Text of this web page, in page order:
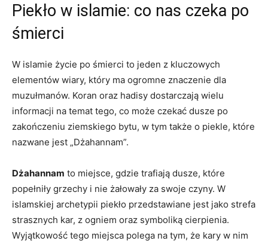
Piekło w islamie: co nas czeka po
śmierci
W islamie ⁤życie po śmierci to jeden z‌ kluczowych
elementów wiary, który ma ogromne​ znaczenie dla
muzułmanów. Koran oraz hadisy dostarczają wielu
‌informacji na temat tego, co może czekać dusze po
zakończeniu ziemskiego bytu, w tym także o piekle, które
nazwane jest „Dżahannam”.
Dżahannam to miejsce, gdzie trafiają dusze,‌ które
popełniły grzechy i nie ‍żałowały za swoje czyny. W
islamskiej archetypii piekło przedstawiane jest jako strefa
strasznych kar, z ogniem oraz symboliką cierpienia.
Wyjątkowość tego miejsca polega na tym, że kary w nim